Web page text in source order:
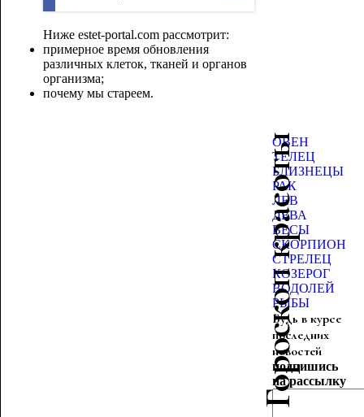
Ниже estet-portal.com рассмотрит:
примерное время обновления
различных клеток, тканей и органов
организма;
почему мы стареем.
Гороскоп красоты
ОВЕН
ТЕЛЕЦ
БЛИЗНЕЦЫ
РАК
ЛЕВ
ДЕВА
ВЕСЫ
СКОРПИОН
СТРЕЛЕЦ
КОЗЕРОГ
ВОДОЛЕЙ
РЫБЫ
Будь в курсе
последних
новостей
подпишись
на рассылку